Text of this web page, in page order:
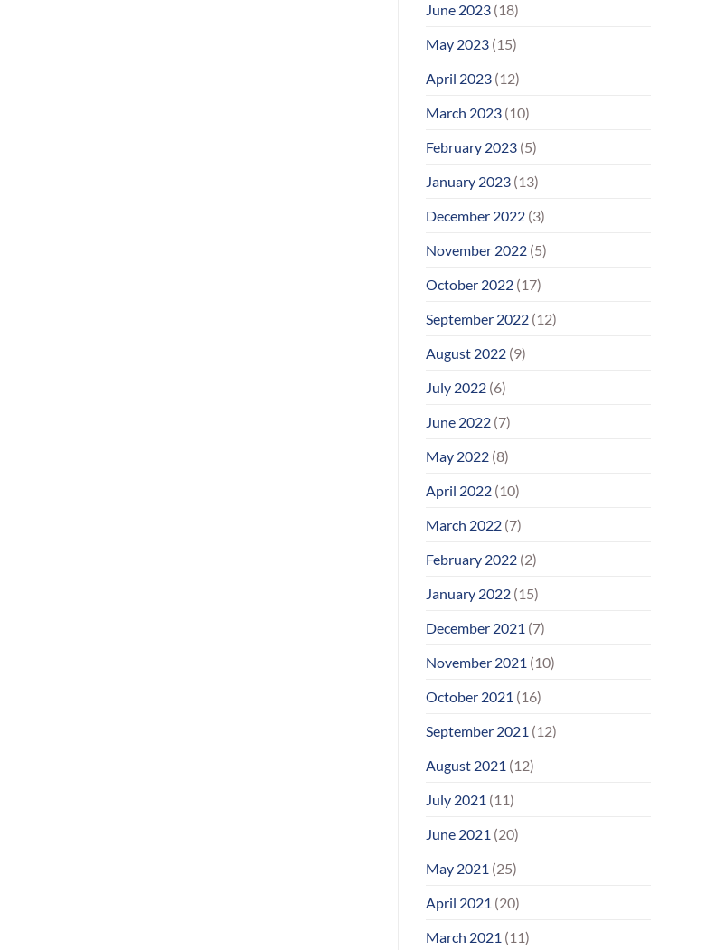
June 2023 (18)
May 2023 (15)
April 2023 (12)
March 2023 (10)
February 2023 (5)
January 2023 (13)
December 2022 (3)
November 2022 (5)
October 2022 (17)
September 2022 (12)
August 2022 (9)
July 2022 (6)
June 2022 (7)
May 2022 (8)
April 2022 (10)
March 2022 (7)
February 2022 (2)
January 2022 (15)
December 2021 (7)
November 2021 (10)
October 2021 (16)
September 2021 (12)
August 2021 (12)
July 2021 (11)
June 2021 (20)
May 2021 (25)
April 2021 (20)
March 2021 (11)